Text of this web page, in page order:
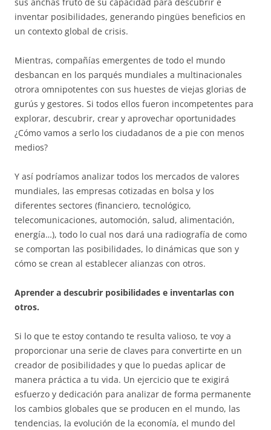
inventar posibilidades, generando pingües beneficios en
un contexto global de crisis.
Mientras, compañías emergentes de todo el mundo
desbancan en los parqués mundiales a multinacionales
otrora omnipotentes con sus huestes de viejas glorias de
gurús y gestores. Si todos ellos fueron incompetentes para
explorar, descubrir, crear y aprovechar oportunidades
¿Cómo vamos a serlo los ciudadanos de a pie con menos
medios?
Y así podríamos analizar todos los mercados de valores
mundiales, las empresas cotizadas en bolsa y los
diferentes sectores (financiero, tecnológico,
telecomunicaciones, automoción, salud, alimentación,
energía…), todo lo cual nos dará una radiografía de como
se comportan las posibilidades, lo dinámicas que son y
cómo se crean al establecer alianzas con otros.
Aprender a descubrir posibilidades e inventarlas con
otros.
Si lo que te estoy contando te resulta valioso, te voy a
proporcionar una serie de claves para convertirte en un
creador de posibilidades y que lo puedas aplicar de
manera práctica a tu vida. Un ejercicio que te exigirá
esfuerzo y dedicación para analizar de forma permanente
los cambios globales que se producen en el mundo, las
tendencias, la evolución de la economía, el mundo del